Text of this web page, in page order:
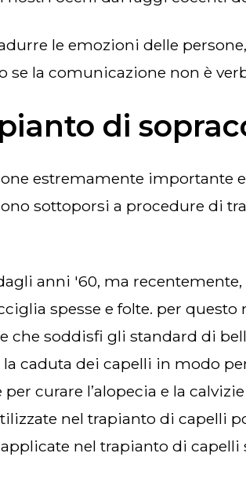
se la comunicazione non è
di
sottoporsi a procedure di
spesse e folte. per
soddisfi gli standard di
caduta dei capelli in modo
curare l’alopecia e la
nel trapianto di capelli
nel trapianto di